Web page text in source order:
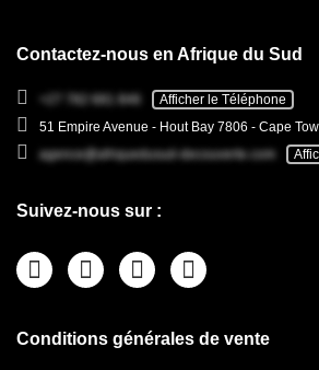
Contactez-nous en Afrique du Sud
+27 782 681 846
Afficher le Téléphone
51 Empire Avenue - Hout Bay 7806 - Cape
agence@afriquedusud-decouverte.com
Suivez-nous sur :
Conditions générales de vente